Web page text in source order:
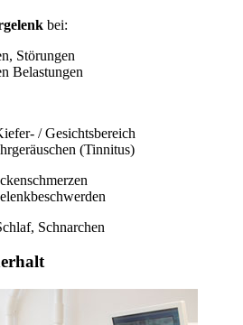
bei:
Störungen
Belastungen
/ Gesichtsbereich
(Tinnitus)
Schnarchen